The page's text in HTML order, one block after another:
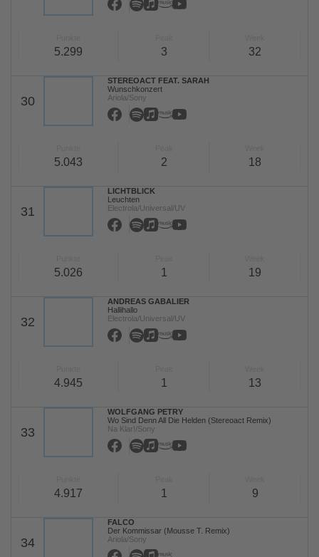
5.299 3 32
30
STEREOACT FEAT. SARAH
Wunschkonzert
Ariola/Sony
5.043 2 18
31
LICHTBLICK
Leuchten
Electrola/Universal/UV
5.026 1 19
32
ANDREAS GABALIER
Hallihallo
Electrola/Universal/UV
4.945 1 13
33
WOLFGANG PETRY
Wo Sind Denn All Die Helden (Stereoact Remix)
Na Klar!/Sony
4.917 1 9
34
FALCO
Der Kommissar (Mousse T. Remix)
Ariola/Sony